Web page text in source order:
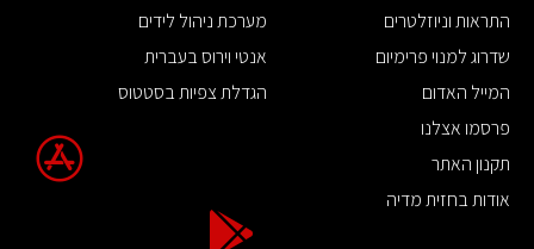
התראות וניוזלטרים
שדרוג למנוי פרימיום
המייל האדום
פרסמו אצלנו
תקנון האתר
אודות בחזית מדיה
מערכת ניהול לידים
אנטי וירוס בעברית
הגדלת צפיות בסטטוס